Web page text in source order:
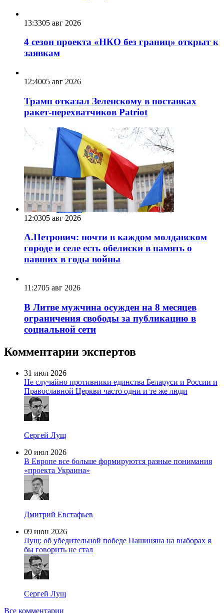
13:3305 авг 2026
4 сезон проекта «НКО без границ» открыт к
заявкам
12:4005 авг 2026
Трамп отказал Зеленскому в поставках
ракет-перехватчиков Patriot
12:0305 авг 2026
А.Петрович: почти в каждом молдавском
городе и селе есть обелиски в память о
павших в годы войны
11:2705 авг 2026
В Литве мужчина осужден на 8 месяцев
ограничения свободы за публикацию в
социальной сети
Комментарии экспертов
31 июл 2026
Не случайно противники единства Беларуси и России и
Православной Церкви часто одни и те же люди
Сергей Лущ
20 июл 2026
В Европе все больше формируются разные понимания
«проекта Украина»
Дмитрий Евстафьев
09 июн 2026
Лущ: об убедительной победе Пашиняна на выборах я
бы говорить не стал
Сергей Лущ
Все комментарии